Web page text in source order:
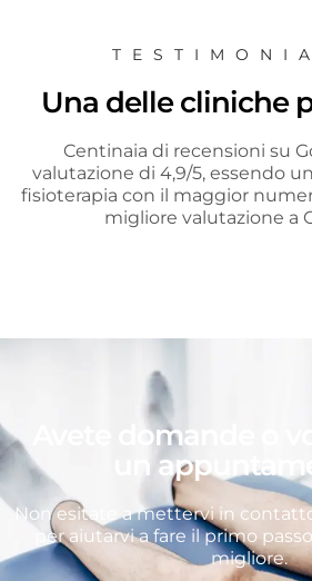
Una delle cliniche
Centinaia di recensioni su
valutazione di 4,9/5, essendo
fisioterapia con il maggior
migliore valutazione a
Avete domande o
un
Non esitate a mettervi in
per aiutarvi a fare il primo
migliore.